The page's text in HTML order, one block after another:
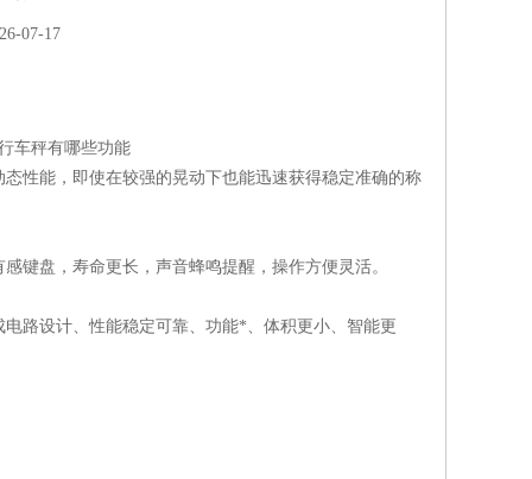
07-17
车秤有哪些功能
态性能，即使在较强的晃动下也能迅速获得稳定准确的称
感键盘，寿命更长，声音蜂鸣提醒，操作方便灵活。
电路设计、性能稳定可靠、功能*、体积更小、智能更